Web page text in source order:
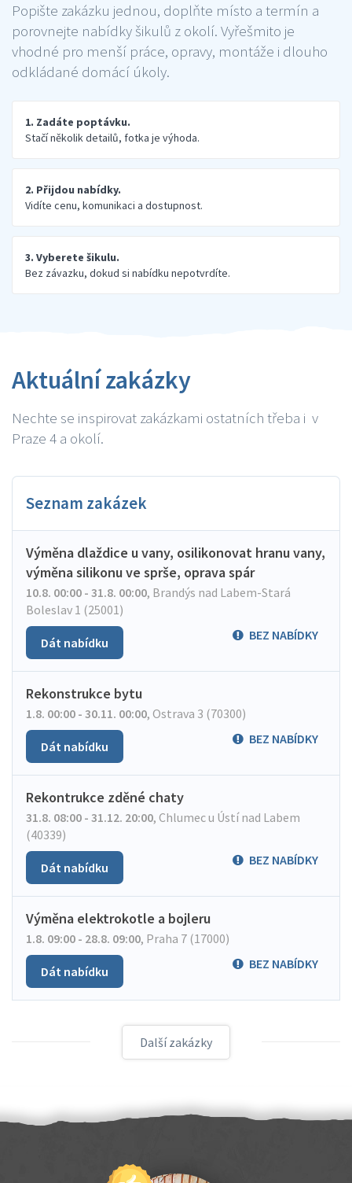
Popište zakázku jednou, doplňte místo a termín a
porovnejte nabídky šikulů z okolí. Vyřešmito je
vhodné pro menší práce, opravy, montáže i dlouho
odkládané domácí úkoly.
1. Zadáte poptávku.
Stačí několik detailů, fotka je výhoda.
2. Přijdou nabídky.
Vidíte cenu, komunikaci a dostupnost.
3. Vyberete šikulu.
Bez závazku, dokud si nabídku nepotvrdíte.
Aktuální zakázky
Nechte se inspirovat zakázkami ostatních třeba i v
Praze 4 a okolí.
Seznam zakázek
Výměna dlaždice u vany, osilikonovat hranu vany,
výměna silikonu ve sprše, oprava spár
10.8. 00:00 - 31.8. 00:00, Brandýs nad Labem-Stará
Boleslav 1 (25001)
BEZ NABÍDKY
Dát nabídku
Rekonstrukce bytu
1.8. 00:00 - 30.11. 00:00, Ostrava 3 (70300)
BEZ NABÍDKY
Dát nabídku
Rekontrukce zděné chaty
31.8. 08:00 - 31.12. 20:00, Chlumec u Ústí nad Labem
(40339)
BEZ NABÍDKY
Dát nabídku
Výměna elektrokotle a bojleru
1.8. 09:00 - 28.8. 09:00, Praha 7 (17000)
BEZ NABÍDKY
Dát nabídku
Další zakázky